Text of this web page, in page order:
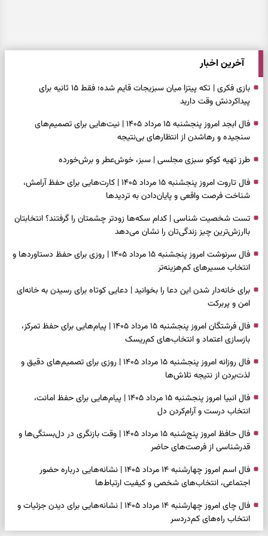
آخرین اخبار
بازی فکری | تکه پیتزا میان سبزیجات قایم شده؛ فقط ۱۵ ثانیه برای
پیداکردنش وقت دارید
فال ابجد امروز پنجشنبه ۱۵ مرداد ۱۴۰۵ | نیت‌هایی برای تصمیم‌های
سنجیده و رهاشدن از انتظارهای بی‌نتیجه
طرز تهیه کوکو سبزی مجلسی | سبز، خوش‌عطر و برش‌خورده
فال تاروت امروز پنجشنبه ۱۵ مرداد ۱۴۰۵ | کارت‌هایی برای حفظ آرامش،
شناخت فرصت واقعی و پایان‌دادن به تردیدها
تست شخصیت شناسی | کدام سکه‌ها زودتر چشمتان را گرفتند؟ انتخابتان
باارزش‌ترین چیز زندگی‌تان را نشان می‌دهد
فال سرنوشت امروز پنجشنبه ۱۵ مرداد ۱۴۰۵ | روزی برای حفظ دستاوردها و
انتخاب مسیرهای کم‌هزینه‌تر
برای خانه‌دار شدن این دعا را بخوانید | دعایی کوتاه برای رسیدن به خانه‌ای
امن و پربرکت
فال فرشتگان امروز پنجشنبه ۱۵ مرداد ۱۴۰۵ | پیام‌هایی برای حفظ تمرکز،
بازسازی اعتماد و انتخاب‌های کم‌ریسک
فال روزانه امروز پنجشنبه ۱۵ مرداد ۱۴۰۵ | روزی برای تصمیم‌های دقیق و
لذت‌بردن از نتیجه تلاش‌ها
فال انبیا امروز پنجشنبه ۱۵ مرداد ۱۴۰۵ | پیام‌هایی برای حفظ امانت،
انتخاب درست و آرام‌کردن دل
فال حافظ امروز پنج‌شنبه ۱۵ مرداد ۱۴۰۵ | وقت بازنگری در دل‌بستگی‌ها و
قدرشناسی از فرصت‌های حاضر
فال اسم امروز چهارشنبه ۱۴ مرداد ۱۴۰۵ | نشانه‌هایی درباره حضور
اجتماعی، انتخاب‌های شخصی و کیفیت ارتباط‌ها
فال چای امروز چهارشنبه ۱۴ مرداد ۱۴۰۵ | نشانه‌هایی برای دیدن جزئیات و
انتخاب راه‌های کم‌دردسر